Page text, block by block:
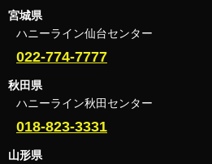
宮城県
ハニーライン仙台センター
022-774-7777
秋田県
ハニーライン秋田センター
018-823-3331
山形県